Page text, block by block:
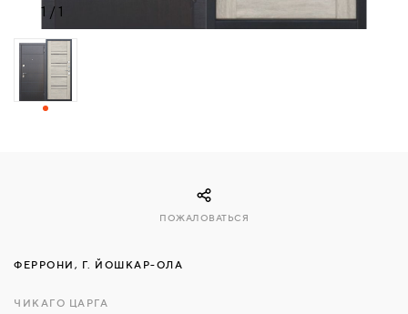
СТАТЬИ
СВЯЗАТЬСЯ
С
1 / 1
ФЕРРОНИ, Г. ЙОШКАР-ОЛА
ЧИКАГО ЦАРГА
ПОЖАЛОВАТЬСЯ